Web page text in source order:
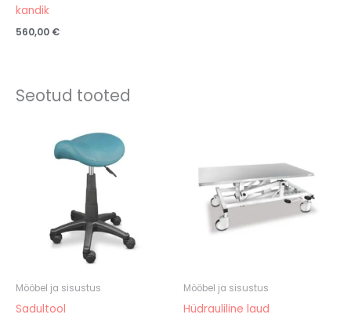
kandik
560,00 €
Seotud tooted
Mööbel ja sisustus
Sadultool
Mööbel ja sisustus
Hüdrauliline laud